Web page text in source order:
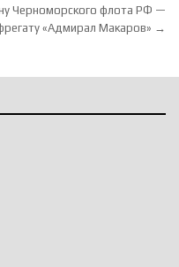
Черноморского флота РФ —
«Адмирал Макаров» →